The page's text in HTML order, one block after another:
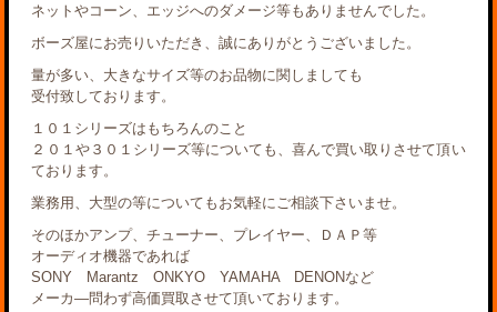
ネットやコーン、エッジへのダメージ等もありませんでした。
ボーズ屋にお売りいただき、誠にありがとうございました。
量が多い、大きなサイズ等のお品物に関しましても
受付致しております。
１０１シリーズはもちろんのこと
２０１や３０１シリーズ等についても、喜んで買い取りさせて頂い
ております。
業務用、大型の等についてもお気軽にご相談下さいませ。
そのほかアンプ、チューナー、プレイヤー、ＤＡＰ等
オーディオ機器であれば
SONY Marantz ONKYO YAMAHA DENONなど
メーカ―問わず高価買取させて頂いております。